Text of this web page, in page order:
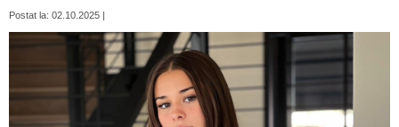
Postat la: 02.10.2025 |